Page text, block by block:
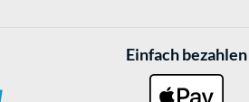
Einfach bezahlen